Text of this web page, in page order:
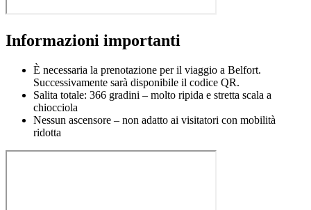
Informazioni importanti
È necessaria la prenotazione per il viaggio a Belfort.
Successivamente sarà disponibile il codice QR.
Salita totale: 366 gradini – molto ripida e stretta scala a
chiocciola
Nessun ascensore – non adatto ai visitatori con mobilità
ridotta